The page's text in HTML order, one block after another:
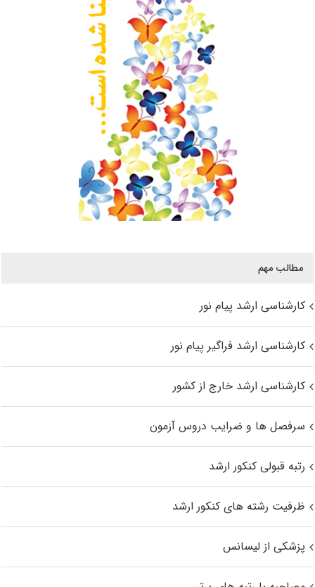
مطالب مهم
کارشناسی ارشد پیام نور
کارشناسی ارشد فراگیر پیام نور
کارشناسی ارشد خارج از کشور
سرفصل ها و ضرایب دروس آزمون
رتبه قبولی کنکور ارشد
ظرفیت رشته های کنکور ارشد
پزشکی از لیسانس